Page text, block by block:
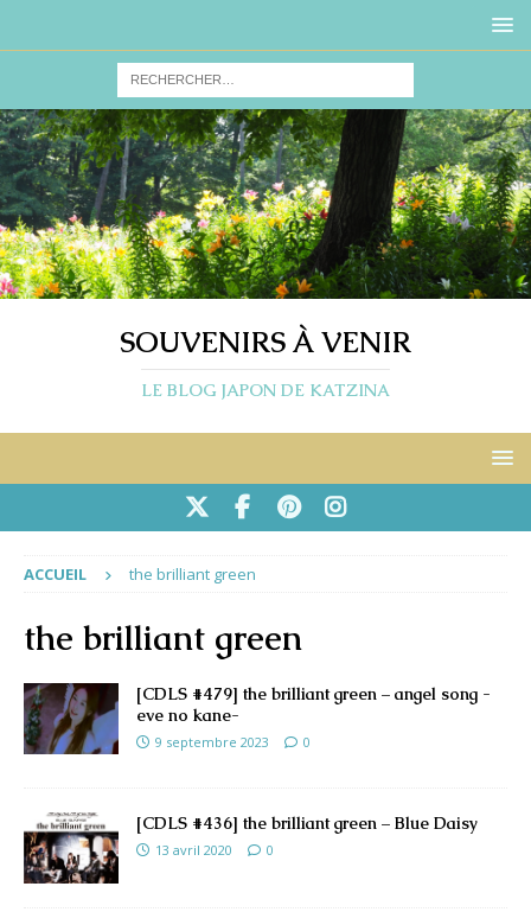
SOUVENIRS À VENIR
LE BLOG JAPON DE KATZINA
ACCUEIL the brilliant green
the brilliant green
[CDLS #479] the brilliant green – angel song -
eve no kane-
9 septembre 2023 0
[CDLS #436] the brilliant green – Blue Daisy
13 avril 2020 0